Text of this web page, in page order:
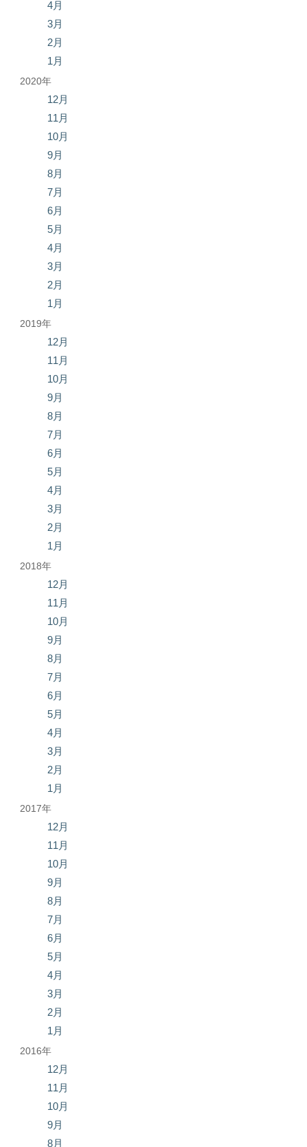
4月
3月
2月
1月
2020年
12月
11月
10月
9月
8月
7月
6月
5月
4月
3月
2月
1月
2019年
12月
11月
10月
9月
8月
7月
6月
5月
4月
3月
2月
1月
2018年
12月
11月
10月
9月
8月
7月
6月
5月
4月
3月
2月
1月
2017年
12月
11月
10月
9月
8月
7月
6月
5月
4月
3月
2月
1月
2016年
12月
11月
10月
9月
8月